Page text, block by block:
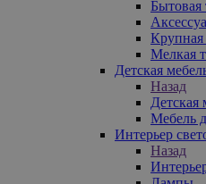
Бытовая
Крупная
Мелкая
Детская
Назад
Детская
Мебель
Интерьер
Назад